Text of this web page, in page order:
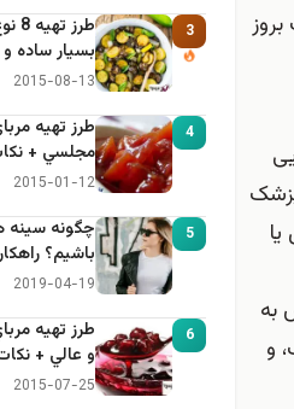
به
و
3
بسيار ساده
2015-08-13
4
طرز تهيه
مجلسي +
2015-01-12
5
چگونه سینه
باشیم؟
خانگی برای
2019-04-19
6
طرز تهيه
و عالي +
2015-07-25